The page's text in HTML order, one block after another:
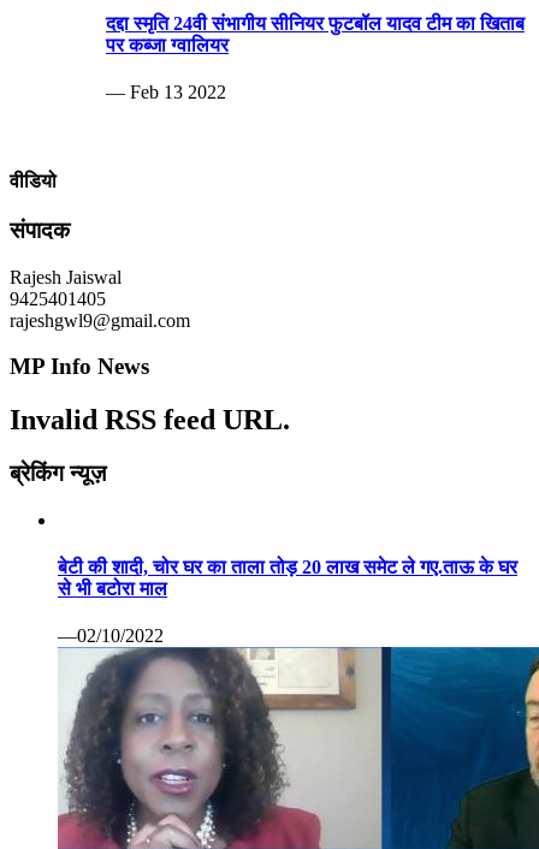
दद्दा स्मृति 24वी संभागीय सीनियर फुटबॉल यादव टीम का खिताब
पर कब्जा ग्वालियर
— Feb 13 2022
वीडियो
संपादक
Rajesh Jaiswal
9425401405
rajeshgwl9@gmail.com
MP Info News
Invalid RSS feed URL.
ब्रेकिंग न्यूज़
बेटी की शादी, चोर घर का ताला तोड़ 20 लाख समेट ले गए.ताऊ के घर
से भी बटोरा माल
—02/10/2022